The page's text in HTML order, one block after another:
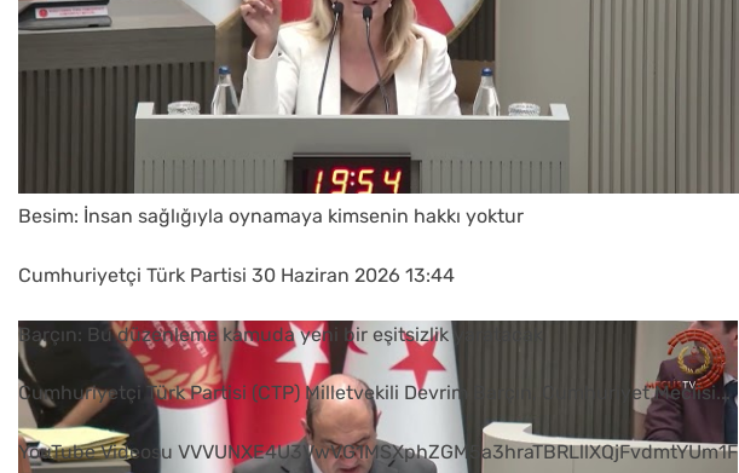
Besim: İnsan sağlığıyla oynamaya kimsenin hakkı yoktur
Cumhuriyetçi Türk Partisi 30 Haziran 2026 13:44
Barçın: Bu düzenleme kamuda yeni bir eşitsizlik yaratacak
Cumhuriyetçi Türk Partisi (CTP) Milletvekili Devrim Barçın, Cumhuriyet Meclisi...
YouTube Videosu VVVUNXE4U3VwVG1MSXphZGM5a3hraTBRLllXQjFvdmtYUm1F